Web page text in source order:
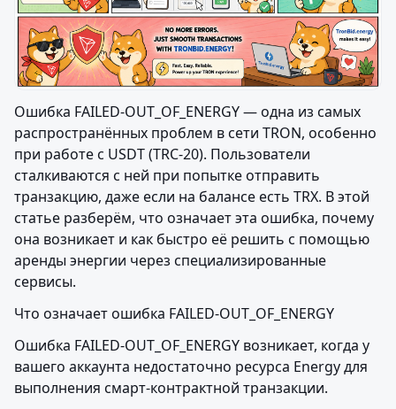
Ошибка FAILED-OUT_OF_ENERGY — одна из самых
распространённых проблем в сети TRON, особенно
при работе с USDT (TRC-20). Пользователи
сталкиваются с ней при попытке отправить
транзакцию, даже если на балансе есть TRX. В этой
статье разберём, что означает эта ошибка, почему
она возникает и как быстро её решить с помощью
аренды энергии через специализированные
сервисы.
Что означает ошибка FAILED-OUT_OF_ENERGY
Ошибка FAILED-OUT_OF_ENERGY возникает, когда у
вашего аккаунта недостаточно ресурса Energy для
выполнения смарт-контрактной транзакции.